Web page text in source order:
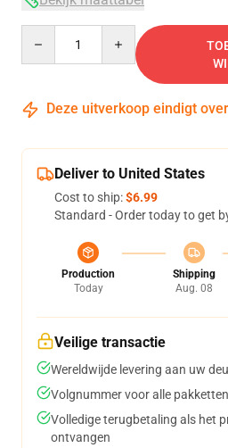
Deze uitverkoop eindigt over
Deliver to United States
Cost to ship:$6.99
Standard - Order today to get
Production
Today
Shipping
Aug. 08
Veilige transactie
Wereldwijde levering aan uw
Volgnummer voor alle
Volledige terugbetaling als het
ontvangen